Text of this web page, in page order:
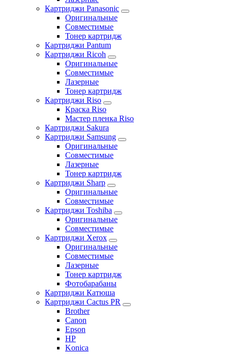
Картриджи Panasonic
Оригинальные
Совместимые
Тонер картридж
Картриджи Pantum
Картриджи Ricoh
Оригинальные
Совместимые
Лазерные
Тонер картридж
Картриджи Riso
Краска Riso
Мастер пленка Riso
Картриджи Sakura
Картриджи Samsung
Оригинальные
Совместимые
Лазерные
Тонер картридж
Картриджи Sharp
Оригинальные
Совместимые
Картриджи Toshiba
Оригинальные
Совместимые
Картриджи Xerox
Оригинальные
Совместимые
Лазерные
Тонер картридж
Фотобарабаны
Картриджи Катюша
Картриджи Cactus PR
Brother
Canon
Epson
HP
Konica